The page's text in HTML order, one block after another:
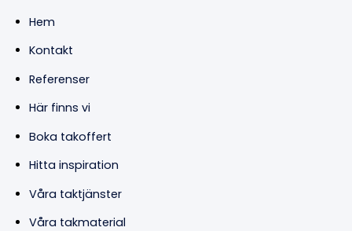
Hem
Kontakt
Referenser
Här finns vi
Boka takoffert
Hitta inspiration
Våra taktjänster
Våra takmaterial